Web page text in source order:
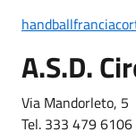
A.S.D.
Via Mandorleto, 5
Tel. 333 479 6106